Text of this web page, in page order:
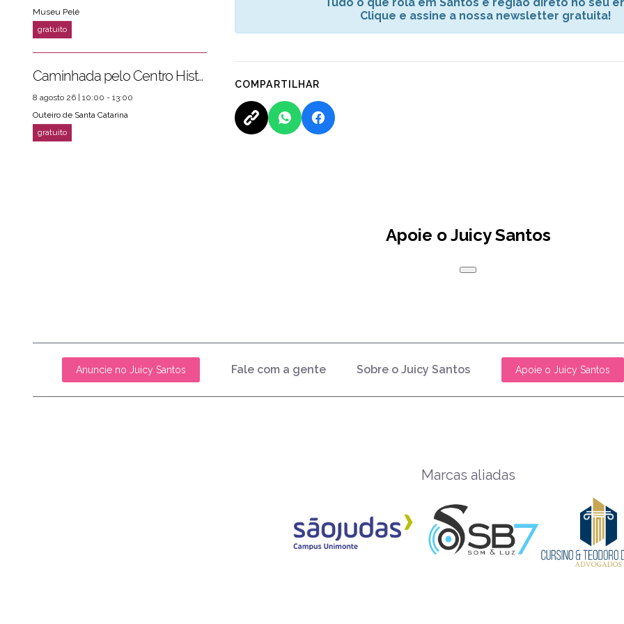
Clique e assine a nossa newsletter gratuita!
COMPARTILHAR
Museu Pelé
Caminhada pelo Centro Histórico
8 agosto 26 | 10:00 - 13:00
Outeiro de Santa Catarina
Apoie o Juicy Santos
Anuncie no Juicy Santos Fale com a gente Sobre o Juicy Santos Apoie o Juicy Santos
Marcas aliadas